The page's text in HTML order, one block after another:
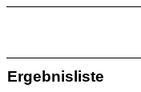
Ergebnisliste